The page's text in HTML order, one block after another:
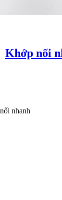
Khớp nối
nhanh